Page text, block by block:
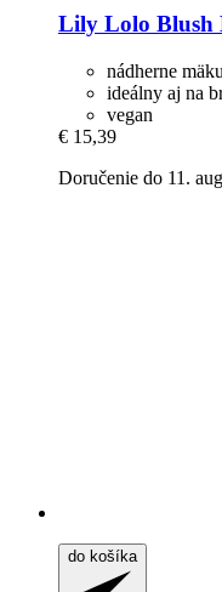
Lily Lolo Blush
nádherne
ideálny aj na
vegan
€ 15,39
Doručenie do 11.
do košíka